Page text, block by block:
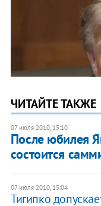
ЧИТАЙТЕ ТАКЖЕ
07 июля 2010, 15:10
После юбилея
состоится
07 июля 2010, 15:04
Тигипко